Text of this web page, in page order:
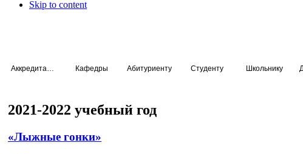
Skip to content
Кафедры Абитуриенту Студенту Школьнику
2021-2022 учебный год
«Лыжные гонки»